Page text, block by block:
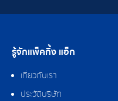
รู้จักแพ็คกิ้ง แอ็ก
เกี่ยวกับเรา
ประวัติบริษัท